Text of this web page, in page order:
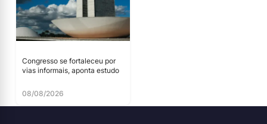
Congresso se fortaleceu por
vias informais, aponta estudo
08/08/2026